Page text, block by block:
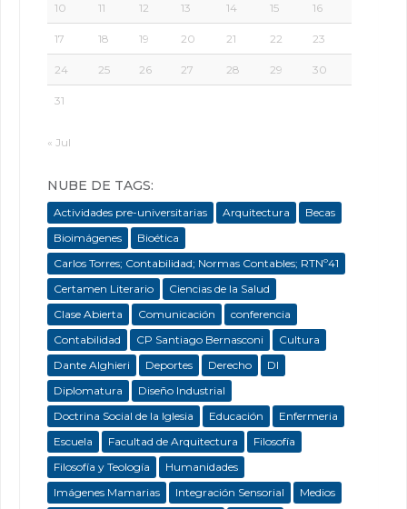
10 11 12 13 14 15 16
17 18 19 20 21 22 23
24 25 26 27 28 29 30
31
« Jul
NUBE DE TAGS:
Actividades pre-universitarias Arquitectura
Becas
Bioimágenes
Bioética
Carlos Torres; Contabilidad; Normas Contables; RTNº41
Certamen Literario
Ciencias de la Salud
Clase Abierta
Comunicación
conferencia
Contabilidad
CP Santiago Bernasconi
Cultura
Dante Alghieri
Deportes Derecho
DI
Diplomatura
Diseño Industrial
Doctrina Social de la Iglesia
Educación
Enfermeria
Escuela
Facultad de Arquitectura
Filosofía
Filosofía y Teología
Humanidades
Imágenes Mamarias
Integración Sensorial
Medios